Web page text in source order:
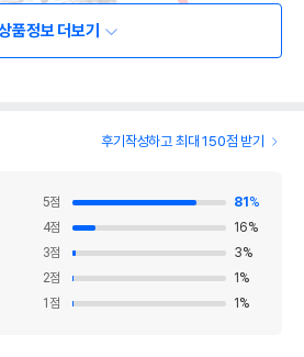
품정보 더보기
후기작성하고 최대 150점 받기
5점 81 %
4점 16%
3점 3%
2점 1 %
1 점 1 %